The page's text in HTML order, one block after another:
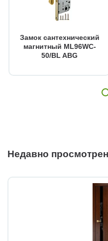
Замок сантехнический
магнитный ML96WC-
50/BL ABG
Недавно